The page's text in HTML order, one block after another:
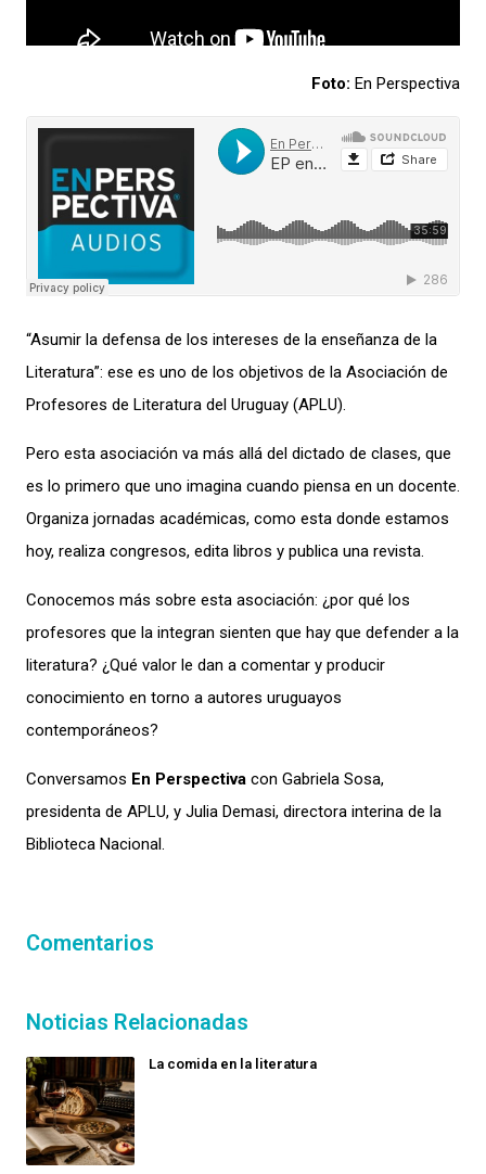
Foto: En Perspectiva
“Asumir la defensa de los intereses de la enseñanza de la
Literatura”: ese es uno de los objetivos de la Asociación de
Profesores de Literatura del Uruguay (APLU).
Pero esta asociación va más allá del dictado de clases, que
es lo primero que uno imagina cuando piensa en un docente.
Organiza jornadas académicas, como esta donde estamos
hoy, realiza congresos, edita libros y publica una revista.
Conocemos más sobre esta asociación: ¿por qué los
profesores que la integran sienten que hay que defender a la
literatura? ¿Qué valor le dan a comentar y producir
conocimiento en torno a autores uruguayos
contemporáneos?
Conversamos En Perspectiva con Gabriela Sosa,
presidenta de APLU, y Julia Demasi, directora interina de la
Biblioteca Nacional.
Comentarios
Noticias Relacionadas
La comida en la literatura